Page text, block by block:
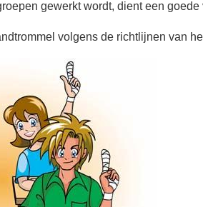
gewerkt wordt, dient een
volgens de richtlijnen van